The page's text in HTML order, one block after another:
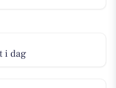
i dag